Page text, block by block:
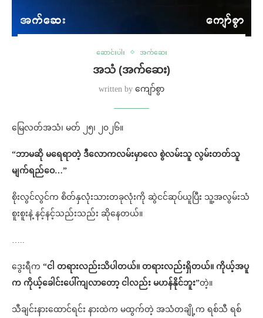
ဆောင်းပါး အက်ဆေး
အသံ (အက်ဆေး)
written by ကျော်စွာ
မြေလတ်အသံ၊ မတ် ၂၅၊ ၂၀၂၆။
“ဘာမဆို မရေရာတဲ့ ဒီလောကလမ်းမှာလေ စွဲလမ်းသူ လွမ်းတတ်သူ
မျက်ရည်ဝေ…”
စိုးလွင်လွင်က စိတ်နှလုံးသားတခုလုံးကို ဆွဲငင်ဆုပ်ယူပြီး သူ့အလွမ်းသံ
စူးစူးနဲ့ နင့်နင့်သည်းသည်း ဆိုနေတယ်။
ဒွေးရီက “ငါ တရားလည်းသိပါတယ်။ တရားလည်းရှိတယ်။ ကိုယ့်အပူ
က ကိုယ့်ခေါင်းပေါ်ကျလာတော့ ငါလည်း မဟန်နိုင်ဘူး”တဲ့။
သီချင်းနားထောင်ရင်း နားထဲက မထွက်တဲ့ အသံတချို့က ရစ်သီ ရစ်